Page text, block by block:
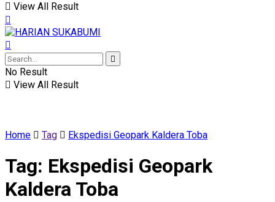
View All Result
No Result
View All Result
Home Tag Ekspedisi Geopark Kaldera Toba
Tag: Ekspedisi Geopark
Kaldera Toba